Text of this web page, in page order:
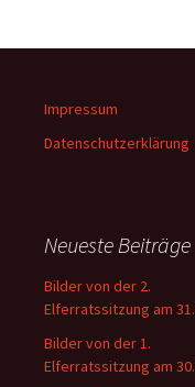
Impressum
Datenschutzerklärung
Neueste Beiträge
Bilder von der 2.
Elferratssitzung am
Bilder von der 1.
Elferratssitzung am